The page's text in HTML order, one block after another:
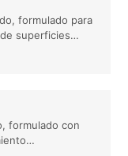
formulado para
de superficies…
formulado con